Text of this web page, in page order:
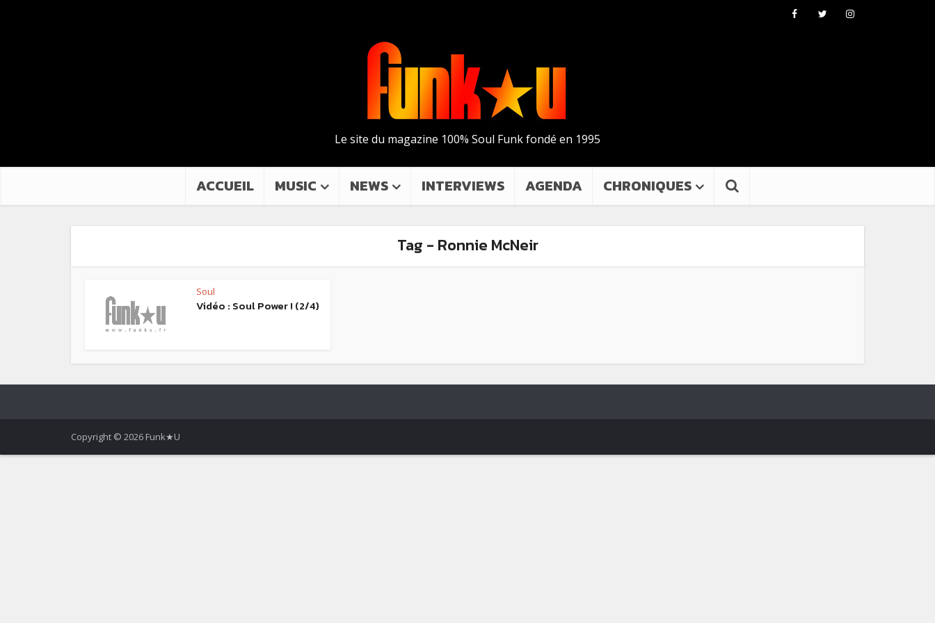
Le site du magazine 100% Soul Funk fondé en 1995
ACCUEIL MUSIC NEWS INTERVIEWS AGENDA CHRONIQUES
Tag - Ronnie McNeir
Soul
Vidéo : Soul Power ! (2/4)
Copyright © 2026 Funk★U